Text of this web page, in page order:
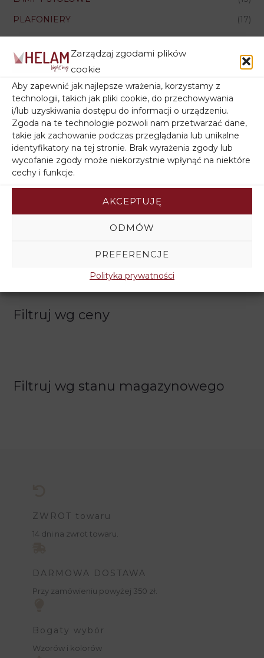
Zarządzaj zgodami plików
cookie
Aby zapewnić jak najlepsze wrażenia, korzystamy z
technologii, takich jak pliki cookie, do przechowywania
i/lub uzyskiwania dostępu do informacji o urządzeniu.
Zgoda na te technologie pozwoli nam przetwarzać dane,
takie jak zachowanie podczas przeglądania lub unikalne
identyfikatory na tej stronie. Brak wyrażenia zgody lub
wycofanie zgody może niekorzystnie wpłynąć na niektóre
cechy i funkcje.
AKCEPTUJĘ
ODMÓW
PREFERENCJE
Polityka prywatności
PLAFONIERY
(17)
AKCESORIA DO LAMP
(1)
Źródła światła
Rodzaj gwintu
Filtruj wg ceny
Filtruj wg stanu magazynowego
ZWROT towaru
14 dni na zwrot towaru.
DARMOWA DOSTAWA
Przy zamówieniu powyżej 350 zł.
Bogaty wybór
Wzorów i kolorów